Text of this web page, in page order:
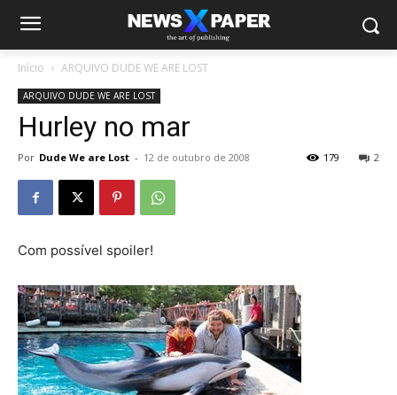
Início ARQUIVO DUDE WE ARE LOST
ARQUIVO DUDE WE ARE LOST
Hurley no mar
Por Dude We are Lost - 12 de outubro de 2008 2
179
Com possível spoiler!